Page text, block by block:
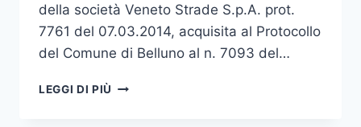
della società Veneto Strade S.p.A. prot.
7761 del 07.03.2014, acquisita al Protocollo
del Comune di Belluno al n. 7093 del…
LEGGI DI PIÙ S.R.204-